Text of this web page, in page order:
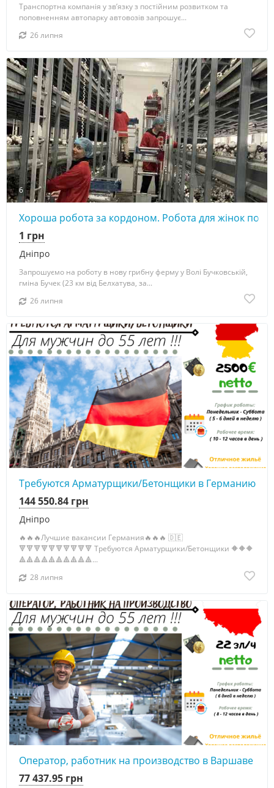
Транспортна компанія у зв’язку з постійним розвитком та
поповненням автопарку автовозів запрошує...
26 липня
6
Хороша робота за кордоном. Робота для жінок по
Дніпро
1 грн
Запрошуємо на роботу в нову грибну ферму у Волі Бучковській,
гміна Бучек (23 км від Белхатува, за...
26 липня
Требуются Арматурщики/Бетонщики в Германию
Дніпро
144 550.84 грн
🔥🔥🔥Лучшие вакансии Германия🔥🔥🔥 🇩🇪
🔻🔻🔻🔻🔻🔻🔻🔻🔻🔻 Требуются Арматурщики/Бетонщики 🔶🔶🔶
🔺🔺🔺🔺🔺🔺🔺🔺🔺🔺...
28 липня
Оператор, работник на производство в Варшаве
77 437.95 грн